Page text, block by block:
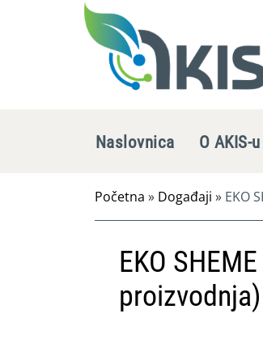
Naslovnica O AKIS-u
Početna » Događaji » EKO
EKO